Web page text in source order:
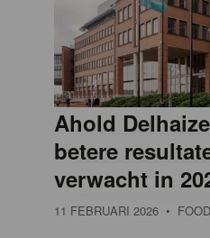
Ahold
betere
verwacht in
11 FEBRUARI 2026 •